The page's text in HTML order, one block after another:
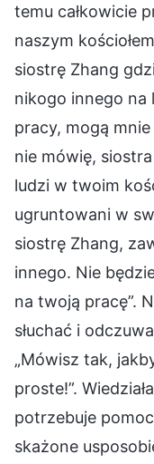
temu całkowicie
naszym
siostrę Zhang
nikogo innego na
pracy, mogą
nie mówię, siostra
ludzi w twoim
ugruntowani w
siostrę Zhang,
innego. Nie
na twoją pracę”.
słuchać i
„Mówisz tak,
proste!”.
potrzebuje
skażone